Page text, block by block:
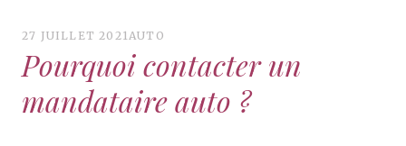
27 JUILLET 2021 AUTO
Pourquoi contacter un
mandataire auto ?